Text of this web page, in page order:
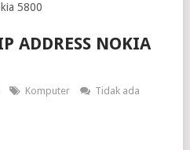
5800
ADDRESS NOKIA
Komputer
Tidak ada